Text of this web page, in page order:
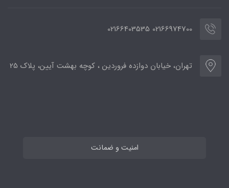
02166974700 02166403535
تهران، خیابان دوازده فروردین ، کوچه بهشت آیین، پلاک 25
امنیت و ضمانت